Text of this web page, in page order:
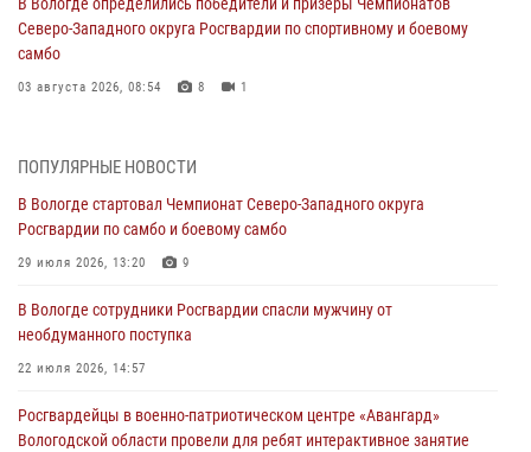
Северо-Западного округа Росгвардии по спортивному и боевому
самбо
03 августа 2026, 08:54 8 1
ОХРАНЫ РОСГВАРДИИ В ВОЛОГОДСКОЙ ОБЛАСТИ ЗАДЕРЖАНО 23
02 августа 2026, 10:37
Росгвардейцы в г. Соколе задержали несовершеннолетнего
31 июля 2026, 06:43
В Вологде стартовал Чемпионат Северо-Западного округа
29 июля 2026, 13:20
ПОПУЛЯРНЫЕ НОВОСТИ
В Вологде стартовал Чемпионат Северо-Западного округа
Росгвардии по самбо и боевому самбо
29 июля 2026, 13:20 9
В Вологде сотрудники Росгвардии спасли мужчину от
необдуманного поступка
22 июля 2026, 14:57
Росгвардейцы в военно-патриотическом центре «Авангард»
Вологодской области провели для ребят интерактивное занятие